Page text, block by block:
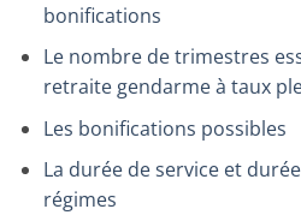
bonifications
Le nombre de trimestres
retraite gendarme à taux
Les bonifications possibles
La durée de service et
régimes